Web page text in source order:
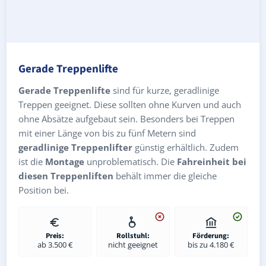
Gerade Treppenlifte
Gerade Treppenlifte sind für kurze, geradlinige
Treppen geeignet. Diese sollten ohne Kurven und auch
ohne Absätze aufgebaut sein. Besonders bei Treppen
mit einer Länge von bis zu fünf Metern sind
geradlinige Treppenlifter günstig erhältlich. Zudem
ist die Montage unproblematisch. Die Fahreinheit bei
diesen Treppenliften behält immer die gleiche
Position bei.
Preis:
ab 3.500 €
Rollstuhl:
nicht geeignet
Förderung:
bis zu 4.180 €